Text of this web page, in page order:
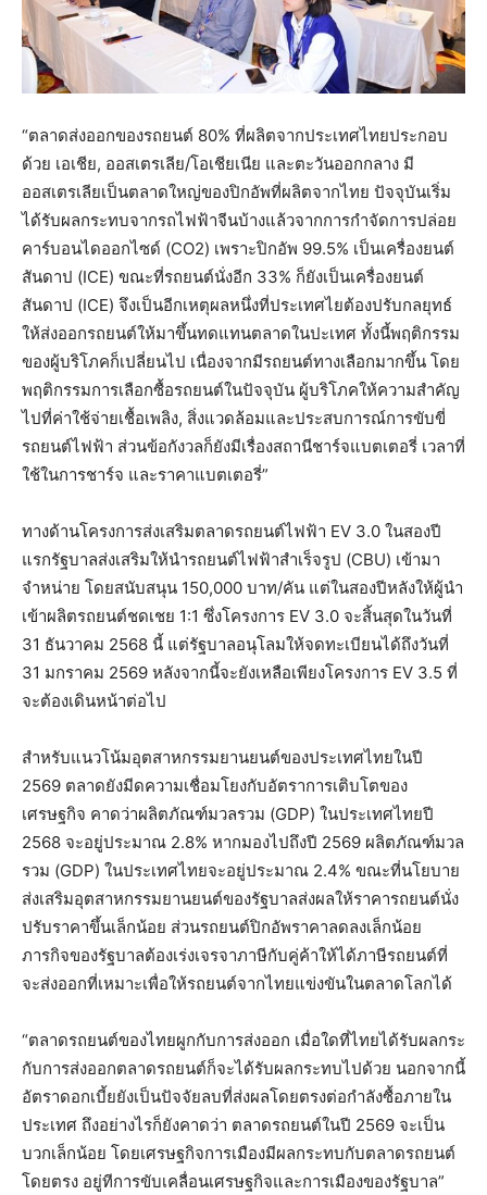
“ตลาดส่งออกของรถยนต์ 80% ที่ผลิตจากประเทศไทยประกอบ
ด้วย เอเชีย, ออสเตรเลีย/โอเชียเนีย และตะวันออกกลาง มี
ออสเตรเลียเป็นตลาดใหญ่ของปิกอัพที่ผลิตจากไทย ปัจจุบันเริ่ม
ได้รับผลกระทบจากรถไฟฟ้าจีนบ้างแล้วจากการกำจัดการปล่อย
คาร์บอนไดออกไซด์ (CO2) เพราะปิกอัพ 99.5% เป็นเครื่องยนต์
สันดาป (ICE) ขณะที่รถยนต์นั่งอีก 33% ก็ยังเป็นเครื่องยนต์
สันดาป (ICE) จึงเป็นอีกเหตุผลหนึ่งที่ประเทศไยต้องปรับกลยุทธ์
ให้ส่งออกรถยนต์ให้มาขึ้นทดแทนตลาดในปะเทศ ทั้งนี้พฤติกรรม
ของผู้บริโภคก็เปลี่ยนไป เนื่องจากมีรถยนต์ทางเลือกมากขึ้น โดย
พฤติกรรมการเลือกซื้อรถยนต์ในปัจจุบัน ผู้บริโภคให้ความสำคัญ
ไปที่ค่าใช้จ่ายเชื้อเพลิง, สิ่งแวดล้อมและประสบการณ์การขับขี่
รถยนต์ไฟฟ้า ส่วนข้อกังวลก็ยังมีเรื่องสถานีชาร์จแบตเตอรี่ เวลาที่
ใช้ในการชาร์จ และราคาแบตเตอรี่”
ทางด้านโครงการส่งเสริมตลาดรถยนต์ไฟฟ้า EV 3.0 ในสองปี
แรกรัฐบาลส่งเสริมให้นำรถยนต์ไฟฟ้าสำเร็จรูป (CBU) เข้ามา
จำหน่าย โดยสนับสนุน 150,000 บาท/คัน แต่ในสองปีหลังให้ผู้นำ
เข้าผลิตรถยนต์ชดเชย 1:1 ซึ่งโครงการ EV 3.0 จะสิ้นสุดในวันที่
31 ธันวาคม 2568 นี้ แต่รัฐบาลอนุโลมให้จดทะเบียนได้ถึงวันที่
31 มกราคม 2569 หลังจากนี้จะยังเหลือเพียงโครงการ EV 3.5 ที่
จะต้องเดินหน้าต่อไป
สำหรับแนวโน้มอุตสาหกรรมยานยนต์ของประเทศไทยในปี
2569 ตลาดยังมีดความเชื่อมโยงกับอัตราการเติบโตของ
เศรษฐกิจ คาดว่าผลิตภัณฑ์มวลรวม (GDP) ในประเทศไทยปี
2568 จะอยู่ประมาณ 2.8% หากมองไปถึงปี 2569 ผลิตภัณฑ์มวล
รวม (GDP) ในประเทศไทยจะอยู่ประมาณ 2.4% ขณะที่นโยบาย
ส่งเสริมอุตสาหกรรมยานยนต์ของรัฐบาลส่งผลให้ราคารถยนต์นั่ง
ปรับราคาขึ้นเล็กน้อย ส่วนรถยนต์ปิกอัพราคาลดลงเล็กน้อย
ภารกิจของรัฐบาลต้องเร่งเจรจาภาษีกับคู่ค้าให้ได้ภาษีรถยนต์ที่
จะส่งออกที่เหมาะเพื่อให้รถยนต์จากไทยแข่งขันในตลาดโลกได้
“ตลาดรถยนต์ของไทยผูกกับการส่งออก เมื่อใดที่ไทยได้รับผลกระ
กับการส่งออกตลาดรถยนต์ก็จะได้รับผลกระทบไปด้วย นอกจากนี้
อัตราดอกเบี้ยยังเป็นปัจจัยลบที่ส่งผลโดยตรงต่อกำลังซื้อภายใน
ประเทศ ถึงอย่างไรก็ยังคาดว่า ตลาดรถยนต์ในปี 2569 จะเป็น
บวกเล็กน้อย โดยเศรษฐกิจการเมืองมีผลกระทบกับตลาดรถยนต์
โดยตรง อยู่ทีการขับเคลื่อนเศรษฐกิจและการเมืองของรัฐบาล”